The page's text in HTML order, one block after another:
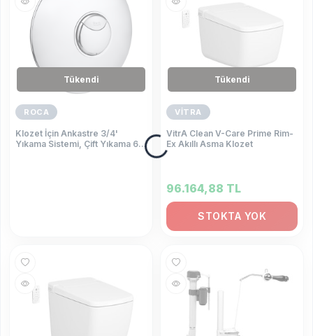
Tükendi
ROCA
Klozet İçin Ankastre 3/4'
Yıkama Sistemi, Çift Yıkama 6 /
Tükendi
VİTRA
VitrA Clean V-Care Prime Rim-
Ex Akıllı Asma Klozet
96.164,88 TL
STOKTA YOK